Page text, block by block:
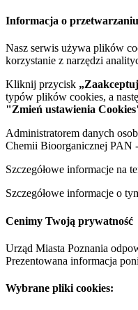
Informacja o
Nasz serwis używa plików
korzystanie z narzędzi
Kliknij przycisk
typów plików cookies, a
"Zmień ustawienia
Administratorem danych
Chemii Bioorganicznej PAN
Szczegółowe informacje na
Szczegółowe informacje o
Cenimy Twoją prywatność
Urząd Miasta Poznania
Prezentowana informacja
Wybrane pliki cookies: